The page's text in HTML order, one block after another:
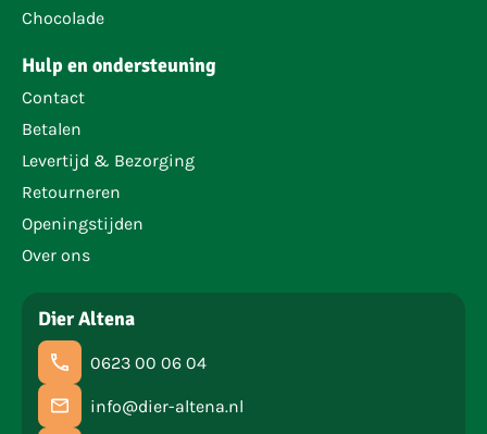
Chocolade
Hulp en ondersteuning
Contact
Betalen
Levertijd & Bezorging
Retourneren
Openingstijden
Over ons
Dier Altena
0623 00 06 04
info@dier-altena.nl